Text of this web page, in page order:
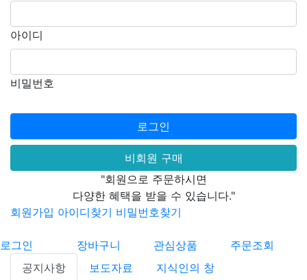
아이디
비밀번호
로그인
비회원 구매
"회원으로 주문하시면
다양한 혜택을 받을 수 있습니다."
회원가입 아이디찾기 비밀번호찾기
로그인 장바구니 관심상품
주문조회
공지사항
보도자료
지식인의 창